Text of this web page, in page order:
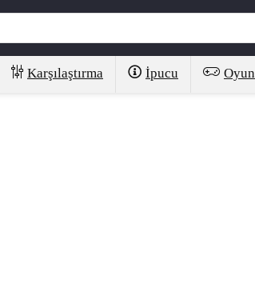
Karşılaştırma İpucu Oyun